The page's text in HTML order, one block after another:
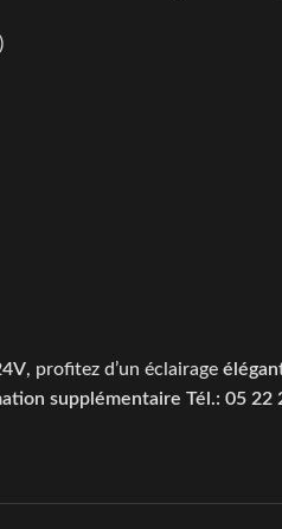
, profitez d’un éclairage
supplémentaire Tél.: 05 22